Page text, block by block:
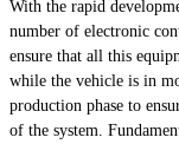
With the rapid
number of electronic
ensure that all this
while the vehicle is in
production phase to
of the system.